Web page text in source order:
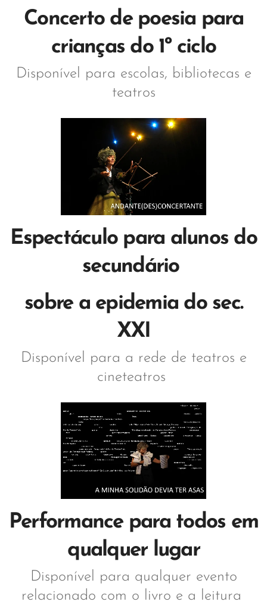
Concerto de poesia para
crianças do 1º ciclo
Disponível para escolas, bibliotecas e
teatros
Espectáculo para alunos do
secundário
sobre a epidemia do sec.
XXI
Disponível para a rede de teatros e
cineteatros
Performance para todos em
qualquer lugar
Disponível para qualquer evento
relacionado com o livro e a leitura